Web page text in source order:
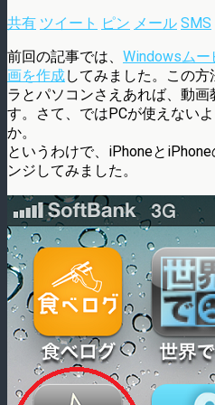
共有 ツイート ピン メール SMS
前回の記事では、 Windowsムー
画を作成してみました。この
ラとパソコンさえあれば、動
す。さて、ではPCが使えない
か。
というわけで、iPhoneと
ンジしてみました。